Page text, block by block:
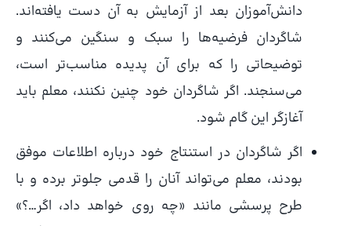
دانش‌آموزان بعد از آزمایش به آن دست یافته‌اند.
شاگردان فرضیه‌ها را سبک و سنگین می‌کنند و
توضیحاتی را که برای آن پدیده مناسب‌تر است،
می‌سنجند. اگر شاگردان خود چنین نکنند، معلم باید
آغازگر این گام شود.
اگر شاگردان در استنتاج خود درباره اطلاعات موفق
بودند، معلم می‌تواند آنان را قدمی جلوتر برده و با
طرح پرسشی مانند «چه روی خواهد داد، اگر…؟»